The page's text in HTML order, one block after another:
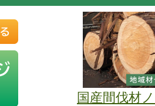
国産間伐材